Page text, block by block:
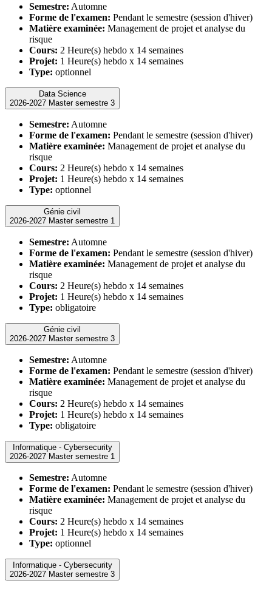
Semestre: Automne
Forme de l'examen: Pendant le semestre (session d'hiver)
Matière examinée: Management de projet et analyse du
risque
Cours: 2 Heure(s) hebdo x 14 semaines
Projet: 1 Heure(s) hebdo x 14 semaines
Type: optionnel
Data Science
2026-2027 Master semestre 3
Semestre: Automne
Forme de l'examen: Pendant le semestre (session d'hiver)
Matière examinée: Management de projet et analyse du
risque
Cours: 2 Heure(s) hebdo x 14 semaines
Projet: 1 Heure(s) hebdo x 14 semaines
Type: optionnel
Génie civil
2026-2027 Master semestre 1
Semestre: Automne
Forme de l'examen: Pendant le semestre (session d'hiver)
Matière examinée: Management de projet et analyse du
risque
Cours: 2 Heure(s) hebdo x 14 semaines
Projet: 1 Heure(s) hebdo x 14 semaines
Type: obligatoire
Génie civil
2026-2027 Master semestre 3
Semestre: Automne
Forme de l'examen: Pendant le semestre (session d'hiver)
Matière examinée: Management de projet et analyse du
risque
Cours: 2 Heure(s) hebdo x 14 semaines
Projet: 1 Heure(s) hebdo x 14 semaines
Type: obligatoire
Informatique - Cybersecurity
2026-2027 Master semestre 1
Semestre: Automne
Forme de l'examen: Pendant le semestre (session d'hiver)
Matière examinée: Management de projet et analyse du
risque
Cours: 2 Heure(s) hebdo x 14 semaines
Projet: 1 Heure(s) hebdo x 14 semaines
Type: optionnel
Informatique - Cybersecurity
2026-2027 Master semestre 3